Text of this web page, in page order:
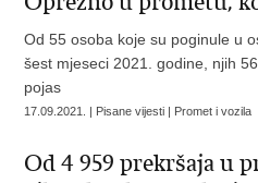
Od 55 osoba koje su poginule u
šest mjeseci 2021. godine, njih
pojas
17.09.2021. | Pisane vijesti | Promet i vozila
Od 4 959 prekršaja u